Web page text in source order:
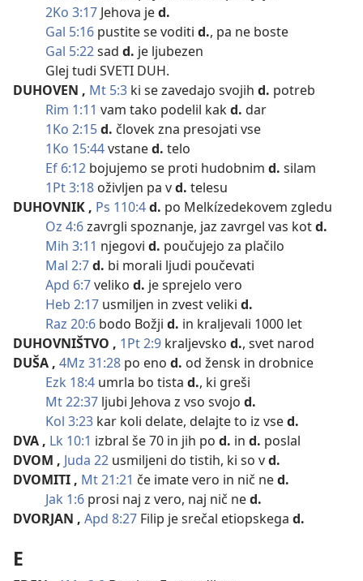
2Ko 3:17 Jehova jed.
Gal 5:16 pustite se voditi d., pa ne boste
Gal 5:22sad d. je ljubezen
Glej tudi SVETI DUH.
DUHOVEN , Mt 5:3 ki se zavedajo svojih d. potreb
Rim 1:11 vam tako podelil kakd. dar
1Ko 2:15d. človek zna presojati vse
1Ko 15:44vstaned. telo
Ef 6:12 bojujemo se proti hudobnim d. silam
1Pt 3:18 oživljen pa vd. telesu
DUHOVNIK , Ps 110:4d. po Melkízedekovem zgledu
Oz 4:6zavrgli spoznanje, jaz zavrgel vas kotd.
Mih 3:11 njegovi d. poučujejo za plačilo
Mal 2:7d. bi morali ljudi poučevati
Apd 6:7veliko d. je sprejelo vero
Heb 2:17 usmiljen in zvest veliki d.
Raz 20:6 bodo Božji d. in kraljevali 1000 let
DUHOVNIŠTVO , 1Pt 2:9 kraljevsko d., svet narod
DUŠA , 4Mz 31:28 po eno d. od žensk in drobnice
Ezk 18:4 umrla bo tista d., ki greši
Mt 22:37 ljubi Jehova z vso svojo d.
Kol 3:23 kar koli delate, delajte to iz vsed.
DVA , Lk 10:1 izbral še 70 in jih po d. in d. poslal
DVOM , Juda 22 usmiljeni do tistih, ki so vd.
DVOMITI , Mt 21:21 če imate vero in nič ned.
Jak 1:6 prosi naj z vero, naj nič ned.
DVORJAN , Apd 8:27 Filip je srečal etiopskega d.
E